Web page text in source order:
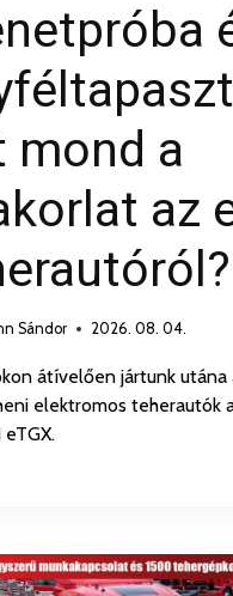
mond a
az
Sándor 2026. 08. 04.
átívelően jártunk utána
elektromos teherautók